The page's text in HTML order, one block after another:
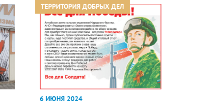
ТЕРРИТОРИЯ ДОБРЫХ ДЕЛ
6 ИЮНЯ 2024